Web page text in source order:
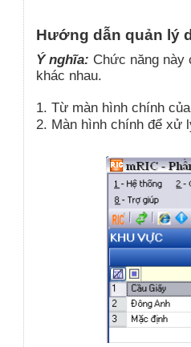
Hướng dẫn quản lý
Ý nghĩa: Chức năng này
khác nhau.
1. Từ màn hình chính
2. Màn hình chính để xử